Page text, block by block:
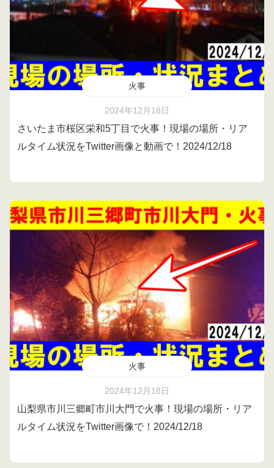
火事
2024年12月18日
さいたま市桜区栄和5丁目で火事！現場の場所・リア
ルタイム状況をTwitter画像と動画で！2024/12/18
火事
2024年12月18日
山梨県市川三郷町市川大門で火事！現場の場所・リア
ルタイム状況をTwitter画像で！2024/12/18